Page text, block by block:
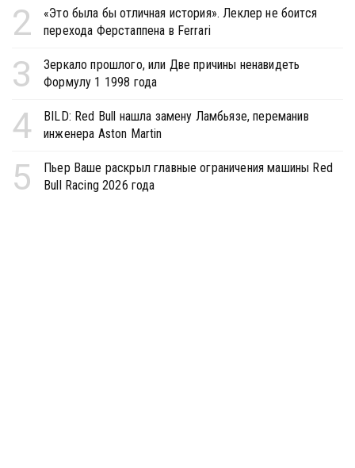
2
«Это была бы отличная история». Леклер не боится
перехода Ферстаппена в Ferrari
3
Зеркало прошлого, или Две причины ненавидеть
Формулу 1 1998 года
4
BILD: Red Bull нашла замену Ламбьязе, переманив
инженера Aston Martin
5
Пьер Ваше раскрыл главные ограничения машины Red
Bull Racing 2026 года